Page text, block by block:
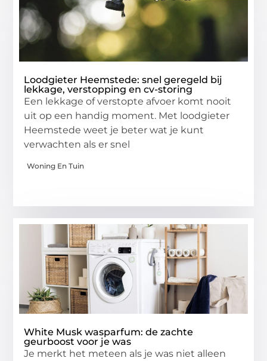
Loodgieter Heemstede: snel geregeld bij
lekkage, verstopping en cv-storing
Een lekkage of verstopte afvoer komt nooit
uit op een handig moment. Met loodgieter
Heemstede weet je beter wat je kunt
verwachten als er snel
Woning En Tuin
White Musk wasparfum: de zachte
geurboost voor je was
Je merkt het meteen als je was niet alleen